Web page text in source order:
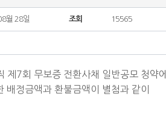
월 28일 조회 15565
7회 무보증 전환사채 일반공모 청약에
정금액과 환불금액이 별첨과 같이